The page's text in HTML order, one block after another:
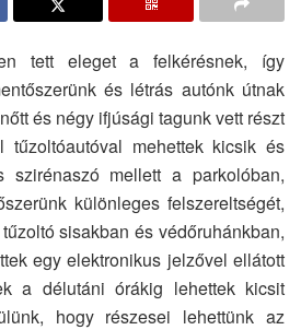
tett eleget a felkérésnek, így
és létrás autónk útnak
és négy ifjúsági tagunk vett részt
tűzoltóautóval mehettek kicsik és
szirénaszó mellett a parkolóban,
különleges felszereltségét,
sisakban és védőruhánkban,
egy elektronikus jelzővel ellátott
a délutáni órákig lehettek kicsit
hogy részesei lehettünk az